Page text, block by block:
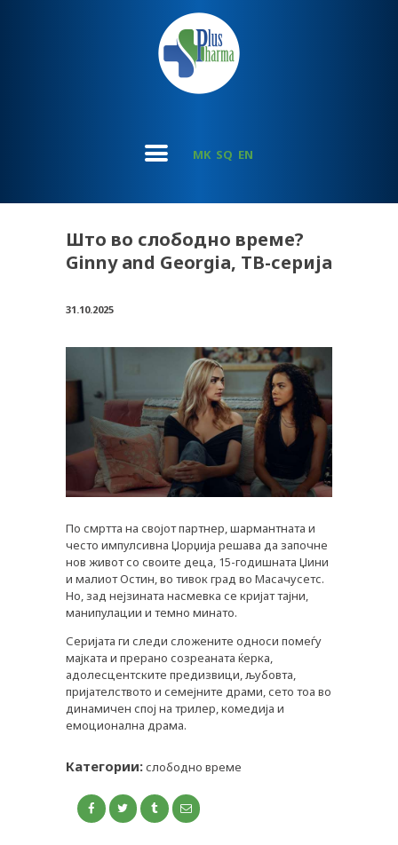
MK SQ EN
PLUSPHARMA
АПТЕКИ
ПРЕПОРАКИ
СОВЕТИ
СПИСАНИЕ
КАРИЕРА
КОНТАКТ
Што во слободно време?
Ginny and Georgia, ТВ-серија
31.10.2025
По смртта на својот партнер, шармантната и
често импулсивна Џорџија решава да започне
нов живот со своите деца, 15-годишната Џини
и малиот Остин, во тивок град во Масачусетс.
Но, зад нејзината насмевка се кријат тајни,
манипулации и темно минато.
Серијата ги следи сложените односи помеѓу
мајката и прерано созреаната ќерка,
адолесцентските предизвици, љубовта,
пријателството и семејните драми, сето тоа во
динамичен спој на трилер, комедија и
емоционална драма.
Категории:слободно време